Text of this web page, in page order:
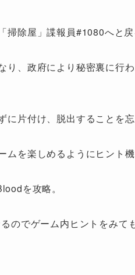
掃除屋」諜報員#1080へと戻
り、政府により秘密裏に行
に片付け、脱出することを忘
ムを楽しめるようにヒント機
を攻略。
のでゲーム内ヒントをみて